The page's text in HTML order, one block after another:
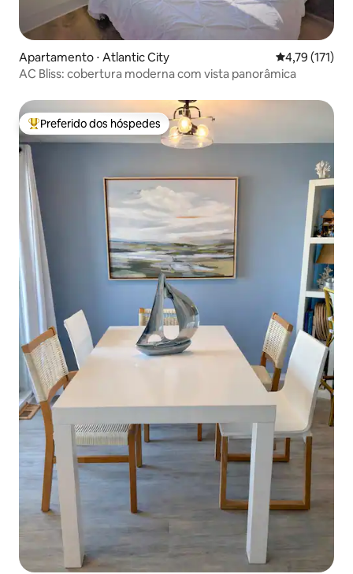
Apartamento ⋅ Atlantic City 4,79 de uma
4,79 (171)
AC Bliss: cobertura moderna com vista panorâmica
Entre os melhores preferidos dos hóspedes
Preferido dos hóspedes